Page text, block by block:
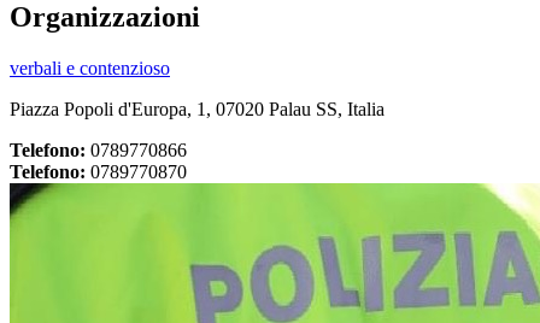
Organizzazioni
verbali e contenzioso
Piazza Popoli d'Europa, 1, 07020 Palau SS, Italia
Telefono: 0789770866
Telefono: 0789770870